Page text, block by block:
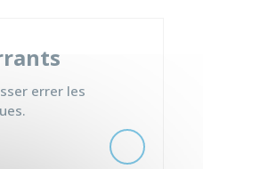
errer les